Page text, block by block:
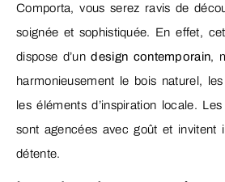
Comporta, vous serez ravis de
soignée et sophistiquée. En effet,
dispose d’undesign contemporain,
harmonieusement le bois naturel,
les éléments d’inspiration locale.
sont agencées avec goût et invitent
détente.